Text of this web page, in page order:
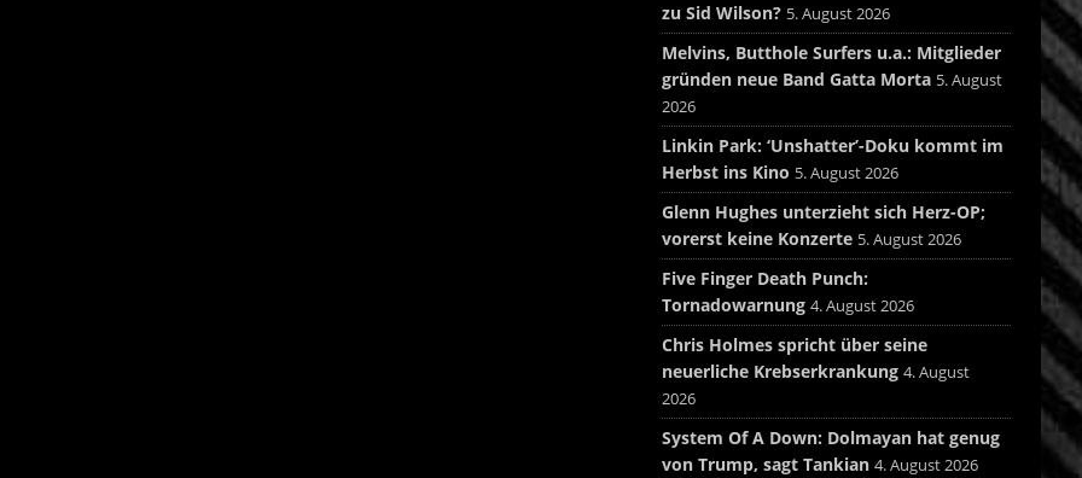
zu Sid Wilson? 5. August 2026
Melvins, Butthole Surfers u.a.: Mitglieder
gründen neue Band Gatta Morta 5. August
2026
Linkin Park: ‘Unshatter’-Doku kommt im
Herbst ins Kino 5. August 2026
Glenn Hughes unterzieht sich Herz-OP;
vorerst keine Konzerte 5. August 2026
Five Finger Death Punch:
Tornadowarnung 4. August 2026
Chris Holmes spricht über seine
neuerliche Krebserkrankung 4. August
2026
System Of A Down: Dolmayan hat genug
von Trump, sagt Tankian 4. August 2026